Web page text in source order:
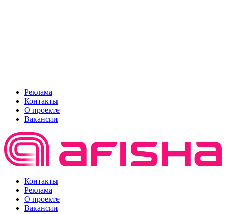
Реклама
Контакты
О проекте
Вакансии
Контакты
Реклама
О проекте
Вакансии